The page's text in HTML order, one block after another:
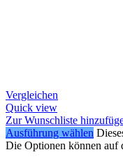
Vergleichen
Quick view
Zur Wunschliste
Ausführung wählen
Die Optionen können auf